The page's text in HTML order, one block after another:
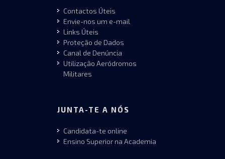
Contactos Úteis
Envie-nos um e-mail
Links Úteis
Proteção de Dados
Canal de Denúncia
Utilização Aeródromos
Militares
JUNTA-TE A NÓS
Candidata-te online
Ensino Superior na Academia